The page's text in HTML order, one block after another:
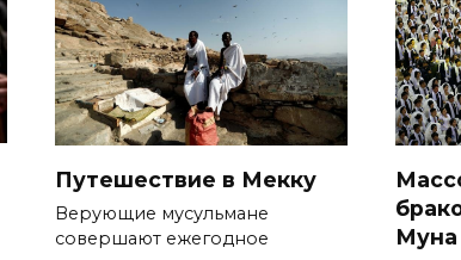
Путешествие в Мекку
Верующие мусульмане
совершают ежегодное
Муна